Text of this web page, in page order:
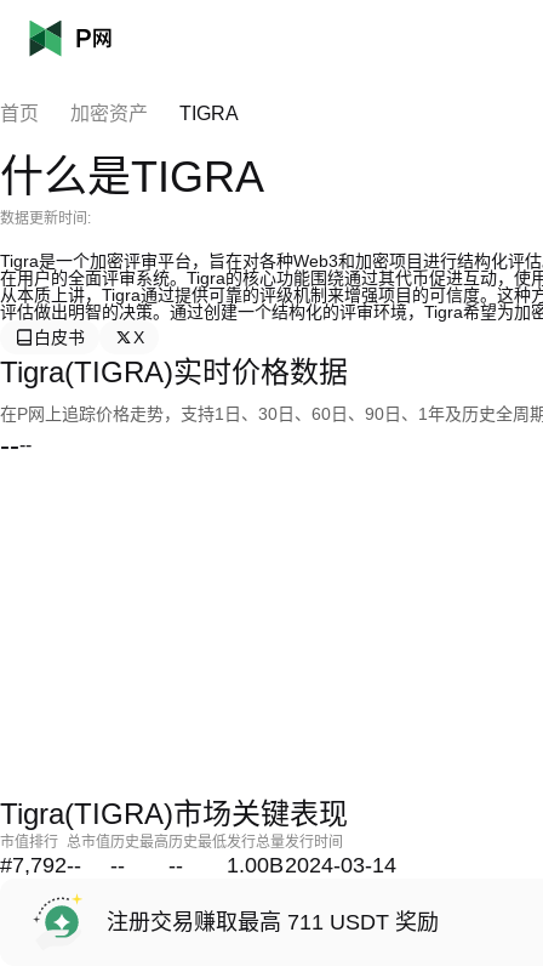
首页 加密资产 TIGRA
什么是TIGRA
数据更新时间:
Tigra是一个加密评审平台，旨在对各种Web3和加密项目进行结构化评
在用户的全面评审系统。Tigra的核心功能围绕通过其代币促进互动，
从本质上讲，Tigra通过提供可靠的评级机制来增强项目的可信度。这
评估做出明智的决策。通过创建一个结构化的评审环境，Tigra希望为加
白皮书
X
Tigra(TIGRA)实时价格数据
在P网上追踪价格走势，支持1日、30日、60日、90日、1年及历史全周
----
Tigra(TIGRA)市场关键表现
市值排行
#7,792
总市值
--
历史最高
--
历史最低
--
发行总量
1.00B
发行时间
2024-03-14
注册交易赚取最高 711 USDT 奖励